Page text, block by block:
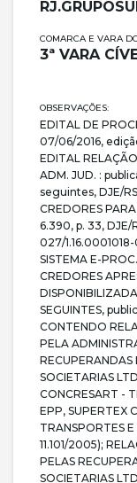
COMARCA E VARA
3ª VARA
OBSERVAÇÕES:
EDITAL DE
07/06/2016,
EDITAL
ADM. JUD. :
seguintes, DJE/
CREDORES
6.390, p. 33, DJE/
027/
SISTEMA E-
CREDORES
SEGUINTES,
CONTENDO
PELA
RECUPERANDAS
SOCIETARIAS
CONCRESART -
EPP, SUPERTEX
TRANSPORTES E
11.101/2005);
PELAS
SOCIETARIAS